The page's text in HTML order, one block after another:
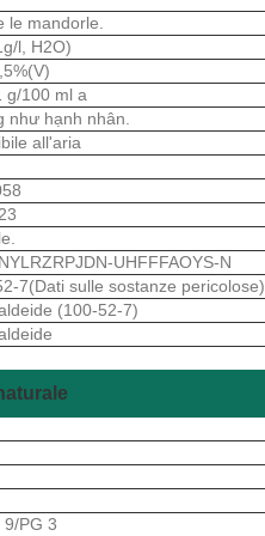
le mandorle.
l, H2O)
g/100 ml a
như hạnh nhân.
all'aria
UHFFFAOYS-N
7(Dati sulle sostanze pericolose)
(100-52-7)
PG 3